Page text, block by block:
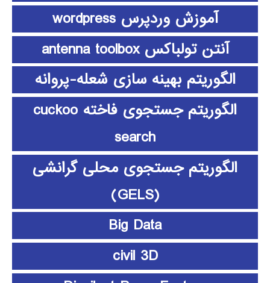
آموزش وردپرس wordpress
آنتن تولباکس antenna toolbox
الگوریتم بهینه سازی شعله-پروانه
الگوریتم جستجوی فاخته cuckoo
search
الگوریتم جستجوی محلی گرانشی
(GELS)
Big Data
civil 3D